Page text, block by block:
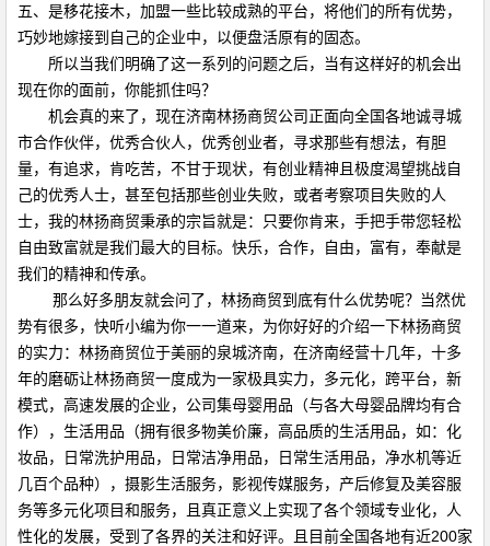
五、是移花接木，加盟一些比较成熟的平台，将他们的所有优势，
巧妙地嫁接到自己的企业中，以便盘活原有的固态。
所以当我们明确了这一系列的问题之后，当有这样好的机会出
现在你的面前，你能抓住吗？
机会真的来了，现在济南林扬商贸公司正面向全国各地诚寻城
市合作伙伴，优秀合伙人，优秀创业者，寻求那些有想法，有胆
量，有追求，肯吃苦，不甘于现状，有创业精神且极度渴望挑战自
己的优秀人士，甚至包括那些创业失败，或者考察项目失败的人
士，我的林扬商贸秉承的宗旨就是：只要你肯来，手把手带您轻松
自由致富就是我们最大的目标。快乐，合作，自由，富有，奉献是
我们的精神和传承。
那么好多朋友就会问了，林扬商贸到底有什么优势呢？当然优
势有很多，快听小编为你一一道来，为你好好的介绍一下林扬商贸
的实力：林扬商贸位于美丽的泉城济南，在济南经营十几年，十多
年的磨砺让林扬商贸一度成为一家极具实力，多元化，跨平台，新
模式，高速发展的企业，公司集母婴用品（与各大母婴品牌均有合
作），生活用品（拥有很多物美价廉，高品质的生活用品，如：化
妆品，日常洗护用品，日常洁净用品，日常生活用品，净水机等近
几百个品种），摄影生活服务，影视传媒服务，产后修复及美容服
务等多元化项目和服务，且真正意义上实现了各个领域专业化，人
性化的发展，受到了各界的关注和好评。且目前全国各地有近200家